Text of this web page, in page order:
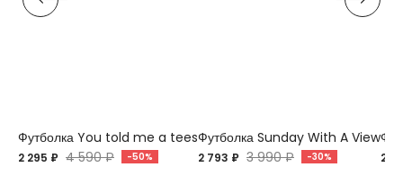
Футболка You told me a tees
2 295 ₽ 4 590 ₽ -50%
Футболка Sunday With A View
2 793 ₽ 3 990 ₽ -30% 2